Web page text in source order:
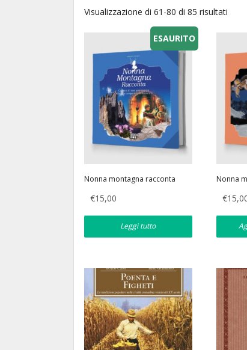
Visualizzazione di 61-80 di 85 risultati
ESAURITO
Nonna montagna racconta
€15,00
Leggi tutto
Nonna
€